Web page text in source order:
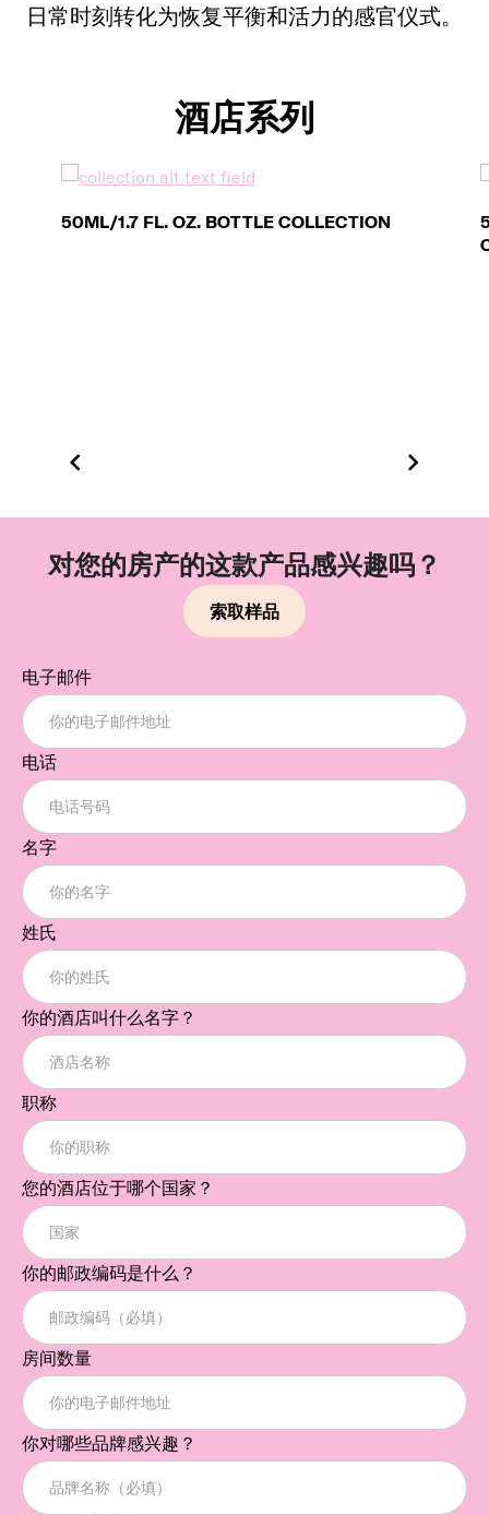
日常时刻转化为恢复平衡和活力的感官仪式。
酒店系列
50ML/1.7 FL. OZ. BOTTLE COLLECTION
对您的房产的这款产品感兴趣吗？
索取样品
电子邮件
电话
名字
姓氏
你的酒店叫什么名字？
职称
您的酒店位于哪个国家？
你的邮政编码是什么？
房间数量
你对哪些品牌感兴趣？